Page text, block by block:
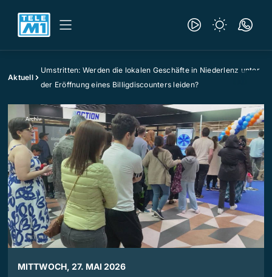
Aktuell
Umstritten: Werden die lokalen Geschäfte in Niederlenz unter
der Eröffnung eines Billigdiscounters leiden?
MITTWOCH, 27. MAI 2026